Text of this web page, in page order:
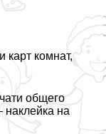
карт комнат,
общего
на